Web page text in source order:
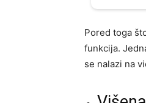
Pored toga
funkcija.
se nalazi na